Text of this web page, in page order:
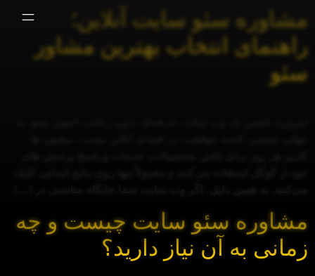
مشاوره سئو سایت آنلاین؛
راهنمای انتخاب بهترین مشاور
سئو
مشاوره سئو سایت چیست و چه
زمانی به آن نیاز دارید؟